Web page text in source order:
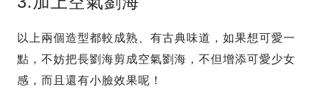
以上兩個造型都較成熟、有古典味道，如果想可愛一
點，不妨把長劉海剪成空氣劉海，不但增添可愛少女
感，而且還有小臉效果呢！